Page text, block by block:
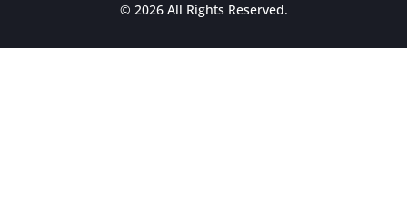
© 2026 All Rights Reserved.